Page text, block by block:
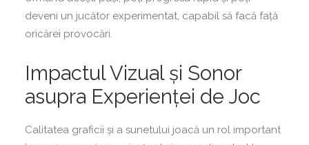
deveni un jucător experimentat, capabil să facă față
oricărei provocări.
Impactul Vizual și Sonor
asupra Experienței de Joc
Calitatea graficii și a sunetului joacă un rol important